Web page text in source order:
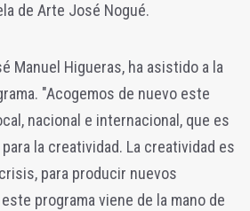
de Arte José Nogué.
Manuel Higueras, ha asistido a la
"Acogemos de nuevo este
nacional e internacional, que es
la creatividad. La creatividad es
para producir nuevos
programa viene de la mano de